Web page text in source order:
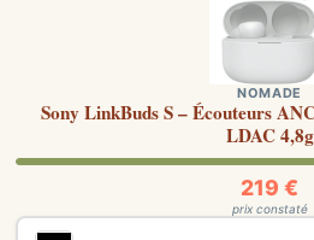
NOMADE
Sony LinkBuds S – Écouteurs
LDAC 4,8g
219 €
prix constaté